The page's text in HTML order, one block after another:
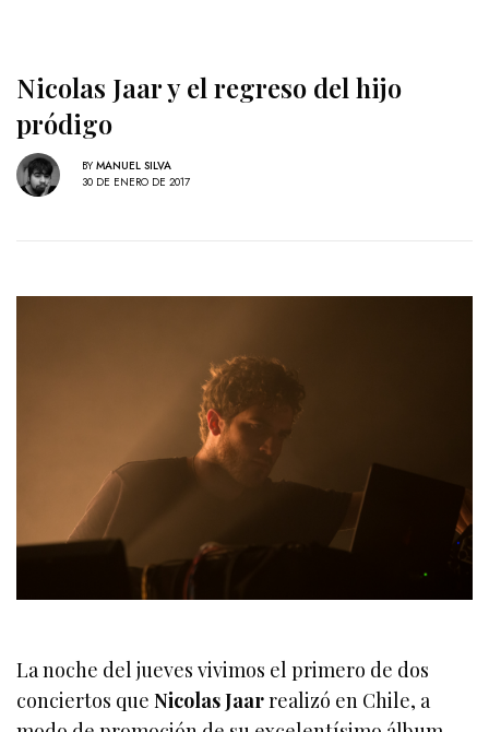
Nicolas Jaar y el regreso del hijo
pródigo
BY MANUEL SILVA
30 DE ENERO DE 2017
La noche del jueves vivimos el primero de dos
conciertos queNicolas Jaarrealizó en Chile, a